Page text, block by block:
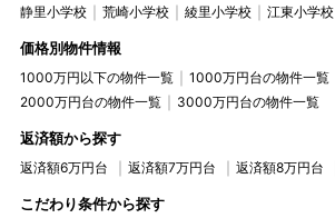
静里小学校
荒崎小学校 綾里小学校 江東小学校
価格別物件情報
1000万円以下の物件一覧
1000万円台の物件一覧
2000万円台の物件一覧
3000万円台の物件一覧
返済額から探す
返済額6万円台 返済額7万円台 返済額8万円台
こだわり条件から探す